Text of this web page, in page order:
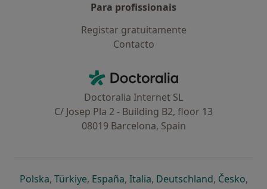
Para profissionais
Registar gratuitamente
Contacto
Doctoralia - Homepage
Doctoralia Internet SL
C/ Josep Pla 2 - Building B2, floor 13
08019 Barcelona, Spain
Polskaabre num novo separador
, Türkiyeabre num novo separador
, Españaabre num novo separador
, Italiaabre num novo
, Deutschlandabre num
, Česko,